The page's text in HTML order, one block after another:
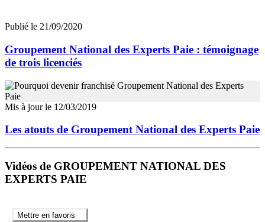
Publié le 21/09/2020
Groupement National des Experts Paie : témoignage
de trois licenciés
Mis à jour le 12/03/2019
Les atouts de Groupement National des Experts Paie
Vidéos de GROUPEMENT NATIONAL DES
EXPERTS PAIE
Mettre en favoris